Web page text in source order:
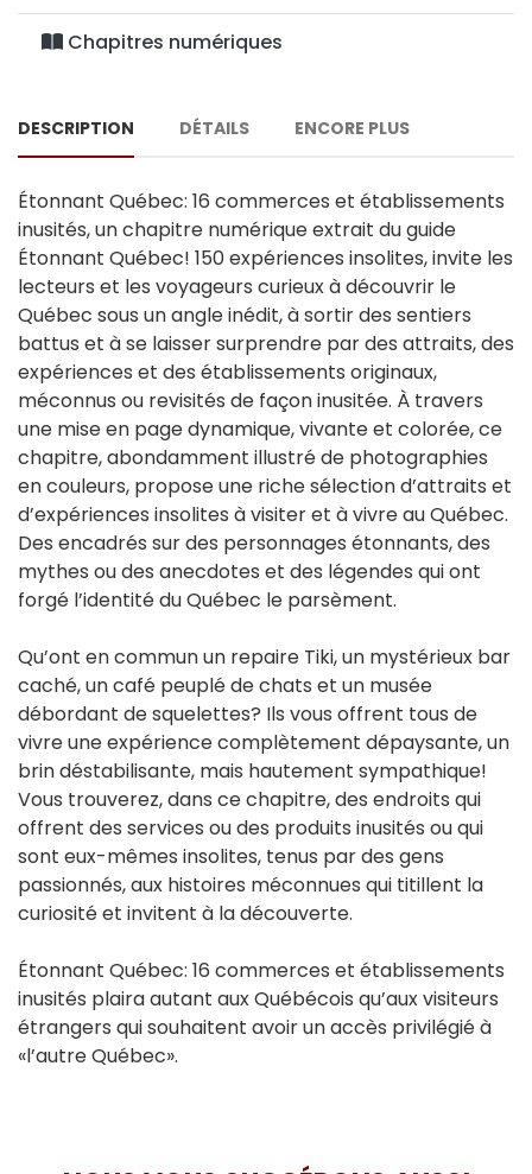
Chapitres numériques
DESCRIPTION DÉTAILS ENCORE PLUS
Étonnant Québec: 16 commerces et établissements
inusités, un chapitre numérique extrait du guide
Étonnant Québec! 150 expériences insolites, invite les
lecteurs et les voyageurs curieux à découvrir le
Québec sous un angle inédit, à sortir des sentiers
battus et à se laisser surprendre par des attraits, des
expériences et des établissements originaux,
méconnus ou revisités de façon inusitée. À travers
une mise en page dynamique, vivante et colorée, ce
chapitre, abondamment illustré de photographies
en couleurs, propose une riche sélection d’attraits et
d’expériences insolites à visiter et à vivre au Québec.
Des encadrés sur des personnages étonnants, des
mythes ou des anecdotes et des légendes qui ont
forgé l’identité du Québec le parsèment.
Qu’ont en commun un repaire Tiki, un mystérieux bar
caché, un café peuplé de chats et un musée
débordant de squelettes? Ils vous offrent tous de
vivre une expérience complètement dépaysante, un
brin déstabilisante, mais hautement sympathique!
Vous trouverez, dans ce chapitre, des endroits qui
offrent des services ou des produits inusités ou qui
sont eux-mêmes insolites, tenus par des gens
passionnés, aux histoires méconnues qui titillent la
curiosité et invitent à la découverte.
Étonnant Québec: 16 commerces et établissements
inusités plaira autant aux Québécois qu’aux visiteurs
étrangers qui souhaitent avoir un accès privilégié à
«l’autre Québec».